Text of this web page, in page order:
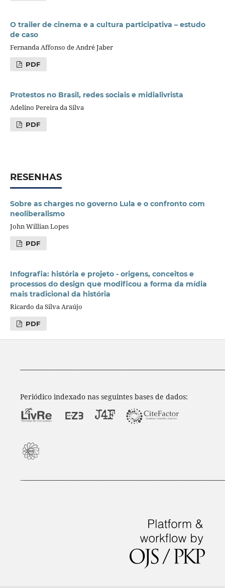
O trailer de cinema e a cultura participativa – estudo
de caso
Fernanda Affonso de André Jaber
PDF
Protestos no Brasil, redes sociais e midialivrista
Adelino Pereira da Silva
PDF
RESENHAS
Sobre as charges no governo Lula e o confronto com
neoliberalismo
John Willian Lopes
PDF
Infografia: história e projeto - origens, conceitos e
processos do design que modificou a forma da mídia
mais tradicional da história
Ricardo da Silva Araújo
PDF
Periódico indexado nas seguintes bases de dados: